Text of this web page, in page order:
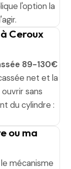
l'option la
Ceroux
89-130€
net et la
sans
du cylindre :
ou ma
mécanisme